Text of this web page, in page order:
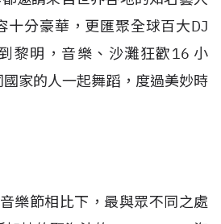
十分豪華，更匯聚全球百大DJ
黎明，音樂、沙灘狂歡16 小
家的人一起舞蹈，度過美妙時
樂節相比下，最與眾不同之處